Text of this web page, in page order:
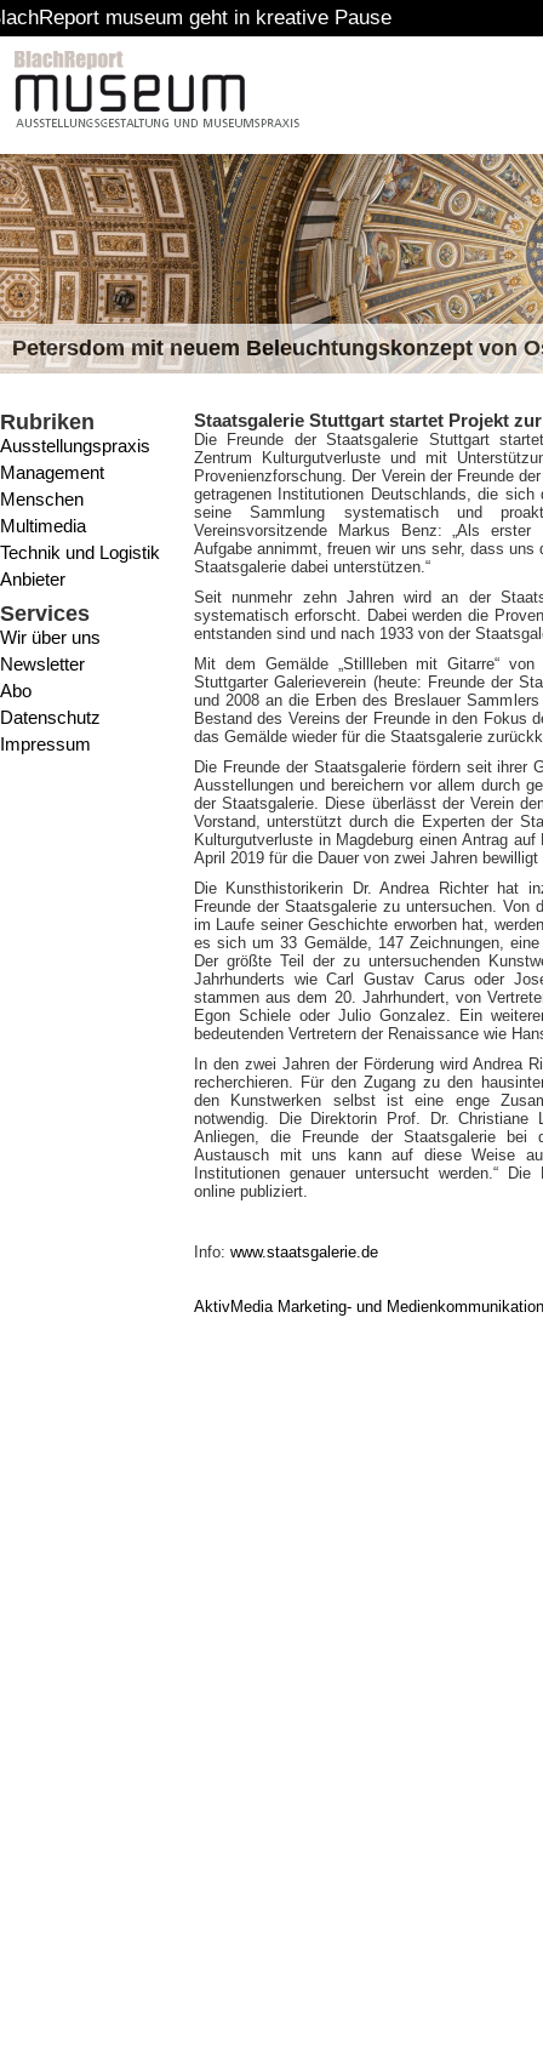
geht in kreative Pause
Petersdom mit neuem Beleuchtungskonzept von
Rubriken
Ausstellungspraxis
Management
Menschen
Multimedia
Technik und Logistik
Anbieter
Services
Wir über uns
Newsletter
Abo
Datenschutz
Impressum
Staatsgalerie Stuttgart startet Projekt
Die Freunde der Staatsgalerie Stuttgart
Zentrum Kulturgutverluste und mit
Provenienzforschung. Der Verein der Freunde
getragenen Institutionen Deutschlands, die
seine Sammlung systematisch und
Vereinsvorsitzende Markus Benz: „Als
Aufgabe annimmt, freuen wir uns sehr, dass
Staatsgalerie dabei unterstützen.“
Seit nunmehr zehn Jahren wird an der
systematisch erforscht. Dabei werden die
entstanden sind und nach 1933 von der
Mit dem Gemälde „Stillleben mit Gitarre“
Stuttgarter Galerieverein (heute: Freunde der
und 2008 an die Erben des Breslauer
Bestand des Vereins der Freunde in den Fokus
das Gemälde wieder für die Staatsgalerie
Die Freunde der Staatsgalerie fördern seit ihrer
Ausstellungen und bereichern vor allem durch
der Staatsgalerie. Diese überlässt der Verein
Vorstand, unterstützt durch die Experten der
Kulturgutverluste in Magdeburg einen Antrag
April 2019 für die Dauer von zwei Jahren bewilligt
Die Kunsthistorikerin Dr. Andrea Richter hat
Freunde der Staatsgalerie zu untersuchen.
im Laufe seiner Geschichte erworben hat,
es sich um 33 Gemälde, 147 Zeichnungen,
Der größte Teil der zu untersuchenden
Jahrhunderts wie Carl Gustav Carus oder
stammen aus dem 20. Jahrhundert, von
Egon Schiele oder Julio Gonzalez. Ein
bedeutenden Vertretern der Renaissance wie
In den zwei Jahren der Förderung wird Andrea
recherchieren. Für den Zugang zu den
den Kunstwerken selbst ist eine enge
notwendig. Die Direktorin Prof. Dr.
Anliegen, die Freunde der Staatsgalerie bei
Austausch mit uns kann auf diese Weise
Institutionen genauer untersucht werden.“
online publiziert.
Info: www.staatsgalerie.de
AktivMedia Marketing- und